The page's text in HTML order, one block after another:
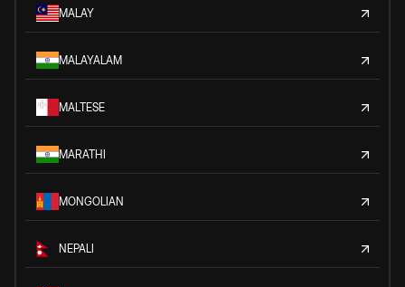
MALAY
MALAYALAM
MALTESE
MARATHI
MONGOLIAN
NEPALI